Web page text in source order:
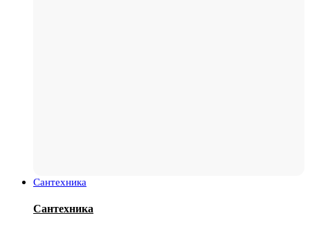
Сантехника
Сантехника